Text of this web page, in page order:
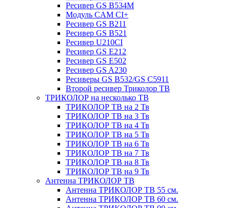
Ресивер GS B534M
Модуль CAM CI+
Ресивер GS B211
Ресивер GS B521
Ресивер U210CI
Ресивер GS E212
Ресивер GS E502
Ресивер GS A230
Ресиверы GS B532/GS C5911
Второй ресивер Триколор ТВ
ТРИКОЛОР на несколько ТВ
ТРИКОЛОР ТВ на 2 Тв
ТРИКОЛОР ТВ на 3 Тв
ТРИКОЛОР ТВ на 4 Тв
ТРИКОЛОР ТВ на 5 Тв
ТРИКОЛОР ТВ на 6 Тв
ТРИКОЛОР ТВ на 7 Тв
ТРИКОЛОР ТВ на 8 Тв
ТРИКОЛОР ТВ на 9 Тв
Антенна ТРИКОЛОР ТВ
Антенна ТРИКОЛОР ТВ 55 см.
Антенна ТРИКОЛОР ТВ 60 см.